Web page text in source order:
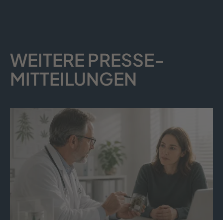
WEITERE PRESSE­
MITTEILUNGEN